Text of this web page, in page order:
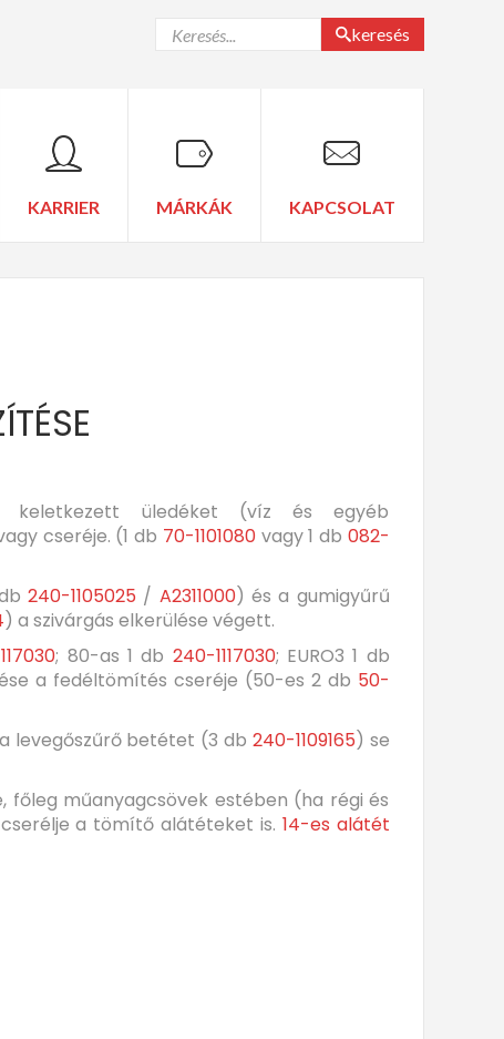
keresés
KARRIER MÁRKÁK KAPCSOLAT
keletkezett üledéket (víz és egyéb
cseréje. (1 db 70-1101080vagy 1 db 082-
240-1105025 / A2311000) és a gumigyűrű
) a szivárgás elkerülése végett.
; 80-as 1 db 240-1117030; EURO3 1 db
a fedéltömítés cseréje (50-es 2 db 50-
levegőszűrő betétet (3 db 240-1109165) se
főleg műanyagcsövek estében (ha régi és
a tömítő alátéteket is. 14-es alátét